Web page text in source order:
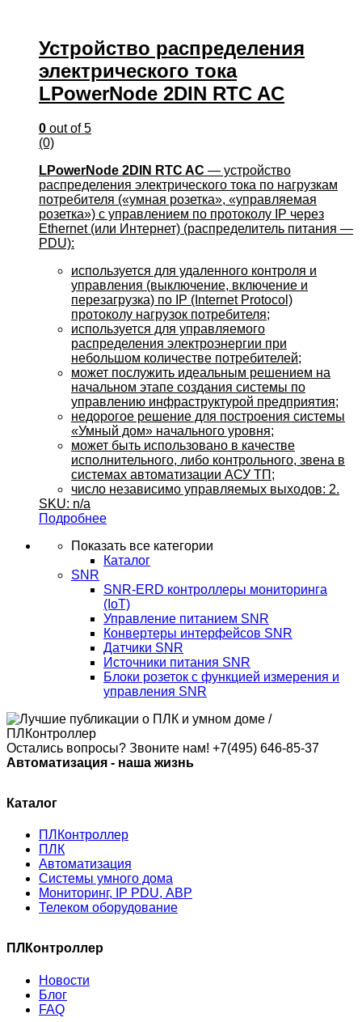
Устройство распределения
электрического тока
LPowerNode 2DIN RTC AC
0 out of 5
(0)
LPowerNode 2DIN RTC AC — устройство
распределения электрического тока по нагрузкам
потребителя («умная розетка», «управляемая
розетка») с управлением по протоколу IP через
Ethernet (или Интернет) (распределитель питания —
PDU):
используется для удаленного контроля и
управления (выключение, включение и
перезагрузка) по IP (Internet Protocol)
протоколу нагрузок потребителя;
используется для управляемого
распределения электроэнергии при
небольшом количестве потребителей;
может послужить идеальным решением на
начальном этапе создания системы по
управлению инфраструктурой предприятия;
недорогое решение для построения системы
«Умный дом» начального уровня;
может быть использовано в качестве
исполнительного, либо контрольного, звена в
системах автоматизации АСУ ТП;
число независимо управляемых выходов: 2.
SKU: n/a
Подробнее
Показать все категории
Каталог
SNR
SNR-ERD контроллеры мониторинга
(IoT)
Управление питанием SNR
Конвертеры интерфейсов SNR
Датчики SNR
Источники питания SNR
Блоки розеток с функцией измерения и
управления SNR
Остались вопросы? Звоните нам! +7(495) 646-85-37
Автоматизация - наша жизнь
Каталог
ПЛКонтроллер
ПЛК
Автоматизация
Системы умного дома
Мониторинг, IP PDU, АВР
Телеком оборудование
ПЛКонтроллер
Новости
Блог
FAQ